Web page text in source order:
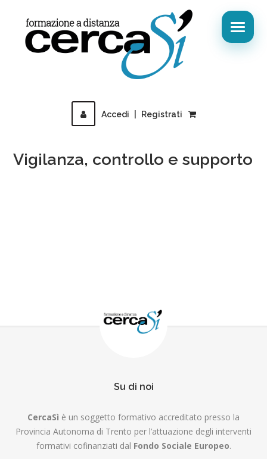
Accedi Registrati
Vigilanza, controllo e supporto
Su di noi
CercaSì è un soggetto formativo accreditato presso la
Provincia Autonoma di Trento per l’attuazione degli interventi
formativi cofinanziati dal Fondo Sociale Europeo.